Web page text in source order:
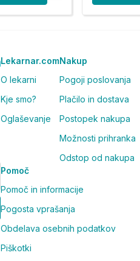
Lekarnar.com
O lekarni
Kje smo?
Oglaševanje
Nakup
Pogoji poslovanja
Plačilo in dostava
Postopek nakupa
Možnosti prihranka
Odstop od nakupa
Pomoč
Pomoč in informacije
Pogosta vprašanja
Obdelava osebnih podatkov
Piškotki